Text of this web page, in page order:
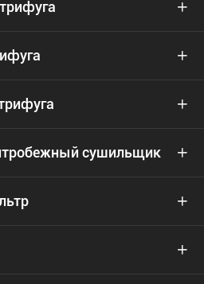



сушильщик 

